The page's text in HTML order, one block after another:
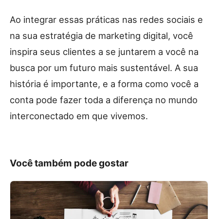
Ao integrar essas práticas nas redes sociais e
na sua estratégia de marketing digital, você
inspira seus clientes a se juntarem a você na
busca por um futuro mais sustentável. A sua
história é importante, e a forma como você a
conta pode fazer toda a diferença no mundo
interconectado em que vivemos.
Você também pode gostar